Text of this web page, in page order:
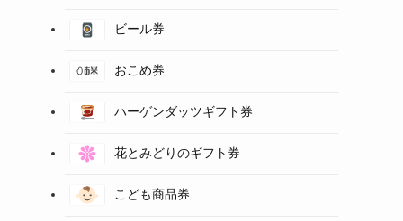
ビール券
おこめ券
ハーゲンダッツギフト券
花とみどりのギフト券
こども商品券